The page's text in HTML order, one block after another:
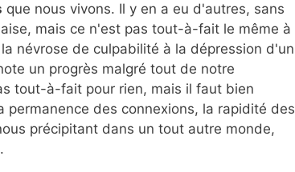
que nous vivons. Il y en a eu d'autres, sans
mais ce n'est pas tout-à-fait le même à
névrose de culpabilité à la dépression d'un
un progrès malgré tout de notre
tout-à-fait pour rien, mais il faut bien
permanence des connexions, la rapidité des
précipitant dans un tout autre monde,